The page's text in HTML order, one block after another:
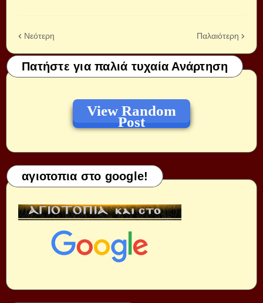
Νεότερη Παλαιότερη
Πατήστε για παλιά τυχαία Ανάρτηση
View Random
Post
αγιοτοπια στο google!